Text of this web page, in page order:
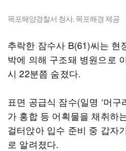
목포해양경찰서 청사. 목포해경 제공
추락한 잠수사 B(61)씨는 현
박에 의해 구조돼 병원으로
시 22분쯤 숨졌다.
표면 공급식 잠수(일명 ‘머구
가 홍합 등 어획물을 채취하
걸터앉아 입수 준비 중 갑자
로 알려졌다.